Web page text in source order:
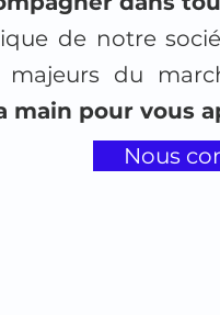
de notre
majeurs du
main pour vous
Nous